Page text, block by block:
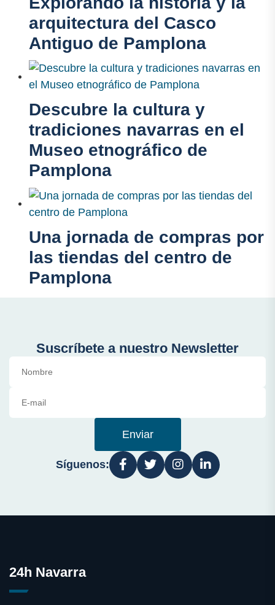
arquitectura del Casco
Antiguo de Pamplona
Descubre la cultura y
tradiciones navarras en el
Museo etnográfico de
Pamplona
Una jornada de compras por
las tiendas del centro de
Pamplona
Suscríbete a nuestro Newsletter
Enviar
Síguenos:
24h Navarra